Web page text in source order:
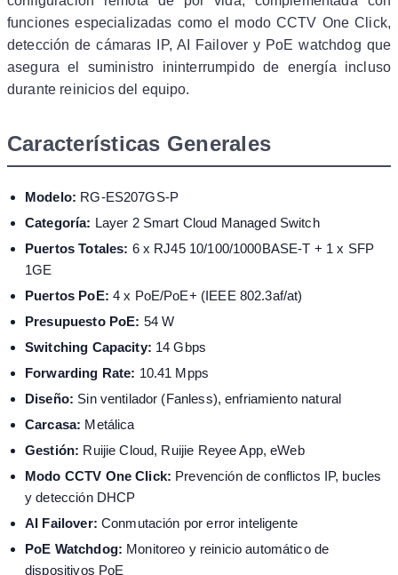
funciones especializadas como el modo CCTV One Click,
detección de cámaras IP, AI Failover y PoE watchdog que
asegura el suministro ininterrumpido de energía incluso
durante reinicios del equipo.
Características Generales
Modelo: RG-ES207GS-P
Categoría: Layer 2 Smart Cloud Managed Switch
Puertos Totales: 6 x RJ45 10/100/1000BASE-T + 1 x SFP
1GE
Puertos PoE: 4 x PoE/PoE+ (IEEE 802.3af/at)
Presupuesto PoE: 54 W
Switching Capacity: 14 Gbps
Forwarding Rate: 10.41 Mpps
Diseño: Sin ventilador (Fanless), enfriamiento natural
Carcasa: Metálica
Gestión: Ruijie Cloud, Ruijie Reyee App, eWeb
Modo CCTV One Click: Prevención de conflictos IP, bucles
y detección DHCP
AI Failover: Conmutación por error inteligente
PoE Watchdog: Monitoreo y reinicio automático de
dispositivos PoE